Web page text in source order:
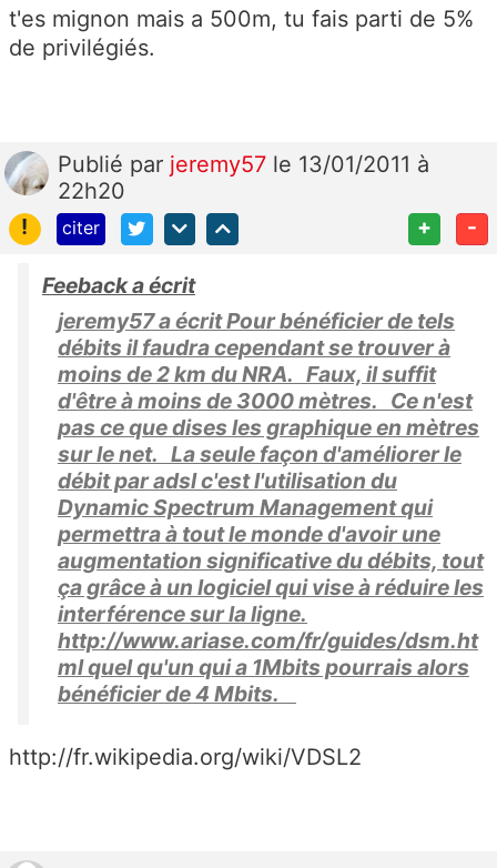
t'es mignon mais a 500m, tu fais parti de 5%
de privilégiés.
Publié par jeremy57 le 13/01/2011 à
22h20
!
citer + -
Feeback a écrit
jeremy57 a écrit Pour bénéficier de tels
débits il faudra cependant se trouver à
moins de 2 km du NRA. Faux, il suffit
d'être à moins de 3000 mètres. Ce n'est
pas ce que dises les graphique en mètres
sur le net. La seule façon d'améliorer le
débit par adsl c'est l'utilisation du
Dynamic Spectrum Management qui
permettra à tout le monde d'avoir une
augmentation significative du débits, tout
ça grâce à un logiciel qui vise à réduire les
interférence sur la ligne.
http://www.ariase.com/fr/guides/dsm.ht
ml quel qu'un qui a 1Mbits pourrais alors
bénéficier de 4 Mbits.
http://fr.wikipedia.org/wiki/VDSL2